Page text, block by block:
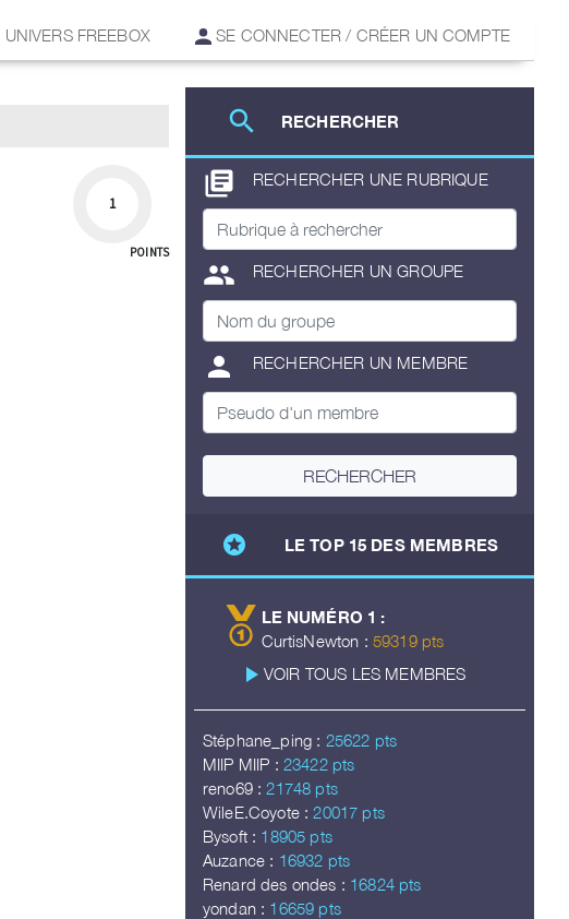
UNIVERS FREEBOX SE CONNECTER / CRÉER UN COMPTE
search RECHERCHER
library_books RECHERCHER UNE RUBRIQUE
group RECHERCHER UN GROUPE
person RECHERCHER UN MEMBRE
RECHERCHER
stars LE TOP 15 DES MEMBRES
LE NUMÉRO 1 :
CurtisNewton : 59319 pts
play_arrow VOIR TOUS LES MEMBRES
Stéphane_ping : 25622 pts
MIIP MIIP : 23422 pts
reno69 : 21748 pts
WileE.Coyote : 20017 pts
Bysoft : 18905 pts
Auzance : 16932 pts
Renard des ondes : 16824 pts
yondan : 16659 pts
1
POINTS